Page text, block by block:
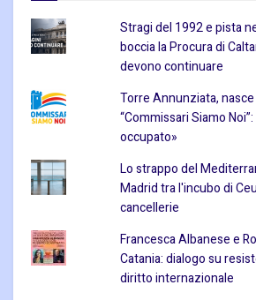
Stragi del 1992 e pista
boccia la Procura di
devono continuare
Torre Annunziata,
“Commissari Siamo
occupato»
Lo strappo del
Madrid tra l'incubo di
cancellerie
Francesca Albanese e
Catania: dialogo su
diritto internazionale